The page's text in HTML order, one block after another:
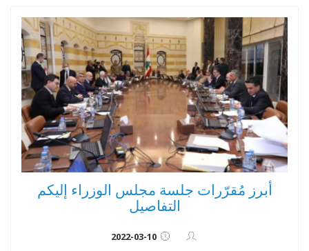
أبرز مُقرّرات جلسة مجلس الوزراء إليكم
التفاصيل